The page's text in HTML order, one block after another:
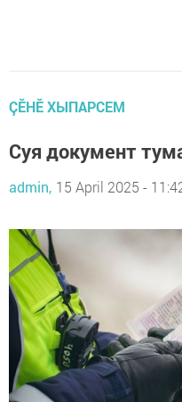
ÇӖНӖ ХЫПАРСЕМ
Суя документ
admin, 15 April 2025 -